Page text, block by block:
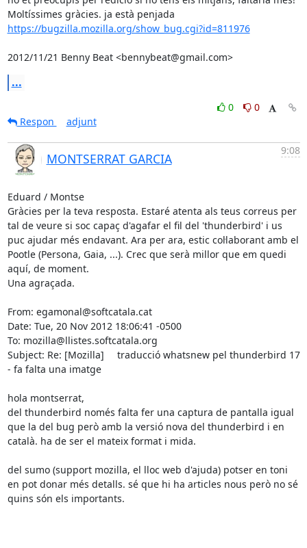
https://bugzilla.mozilla.org/show_bug.cgi?id=811976
2012/11/21 Benny Beat <bennybeat@gmail.com>
...
0
0
Respon
adjunt
MONTSERRAT GARCIA
9:08
Eduard / Montse
Gràcies per la teva resposta. Estaré atenta als teus correus per
tal de veure si soc capaç d'agafar el fil del 'thunderbird' i us
puc ajudar més endavant. Ara per ara, estic col·laborant amb el
Pootle (Persona, Gaia, ...). Crec que serà millor que em quedi
aquí, de moment.
Una agraçada.
From: egamonal@softcatala.cat
Date: Tue, 20 Nov 2012 18:06:41 -0500
To: mozilla@llistes.softcatala.org
Subject: Re: [Mozilla]	traducció whatsnew pel thunderbird 17
- fa falta una imatge
hola montserrat,
del thunderbird només falta fer una captura de pantalla igual
que la del bug però amb la versió nova del thunderbird i en
català. ha de ser el mateix format i mida.
del sumo (support mozilla, el lloc web d'ajuda) potser en toni
en pot donar més detalls. sé que hi ha articles nous però no sé
quins són els importants.